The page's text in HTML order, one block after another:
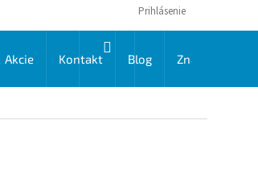
Prihlásenie
NÁKUPNÝ
Akcie Kontakt Blog Značky